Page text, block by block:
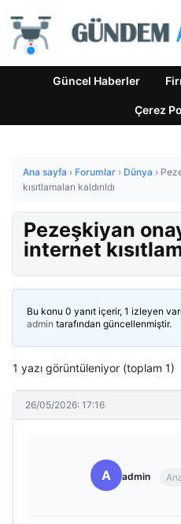
Güncel Haberler
Çerez
Ana sayfa › Forumlar › Dünya ›
kısıtlamaları kaldırıldı
Pezeşkiyan
internet
Bu konu 0 yanıt içerir, 1 izleyen
admin tarafından güncellenmiştir.
1 yazı görüntüleniyor (toplam 1)
26/05/2026: 17:16
A admin